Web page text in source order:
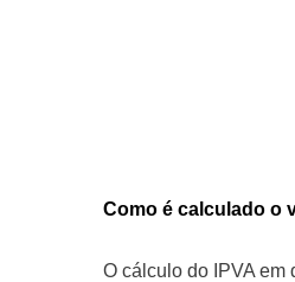
Como é calculado o
O cálculo do IPVA em